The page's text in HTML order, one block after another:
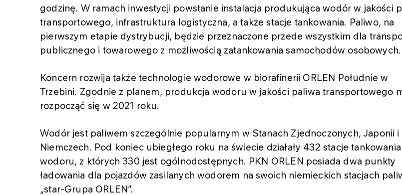
godzinę. W ramach inwestycji powstanie instalacja produkująca wodór w jakości
transportowego, infrastruktura logistyczna, a także stacje tankowania. Paliwo, na
pierwszym etapie dystrybucji, będzie przeznaczone przede wszystkim dla
publicznego i towarowego z możliwością zatankowania samochodów osobowych.
Koncern rozwija także technologie wodorowe w biorafinerii ORLEN Południe w
Trzebini. Zgodnie z planem, produkcja wodoru w jakości paliwa transportowego
rozpocząć się w 2021 roku.
Wodór jest paliwem szczególnie popularnym w Stanach Zjednoczonych, Japonii i
Niemczech. Pod koniec ubiegłego roku na świecie działały 432 stacje tankowania
wodoru, z których 330 jest ogólnodostępnych. PKN ORLEN posiada dwa punkty
ładowania dla pojazdów zasilanych wodorem na swoich niemieckich stacjach
„star-Grupa ORLEN”.